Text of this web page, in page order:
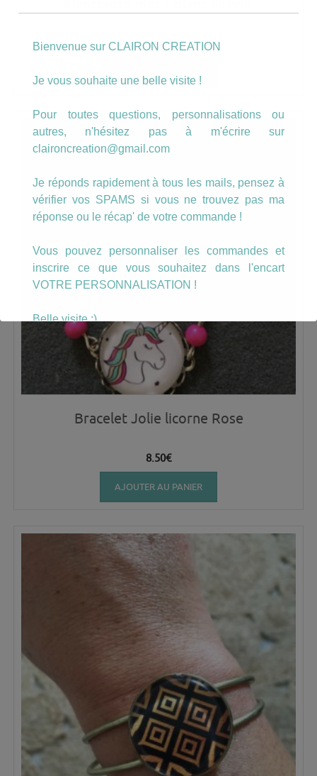
9.00€
Bracelet Jolie licorne Rose
8.50€
AJOUTER AU PANIER
Bienvenue sur CLAIRON CREATION
Je vous souhaite une belle visite !
Pour toutes questions, personnalisations ou
autres, n'hésitez pas à m'écrire sur
claironcreation@gmail.com
Je réponds rapidement à tous les mails, pensez à
vérifier vos SPAMS si vous ne trouvez pas ma
réponse ou le récap' de votre commande !
Vous pouvez personnaliser les commandes et
inscrire ce que vous souhaitez dans l'encart
VOTRE PERSONNALISATION !
Belle visite :)